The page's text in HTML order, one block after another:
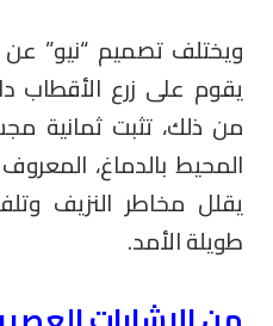
ويختلف تصميم “نيو” عن
يقوم على زرع الأقطاب
من ذلك، تثبت ثمانية
المحيط بالدماغ،
يقلل مخاطر النزيف
طويلة الأمد.